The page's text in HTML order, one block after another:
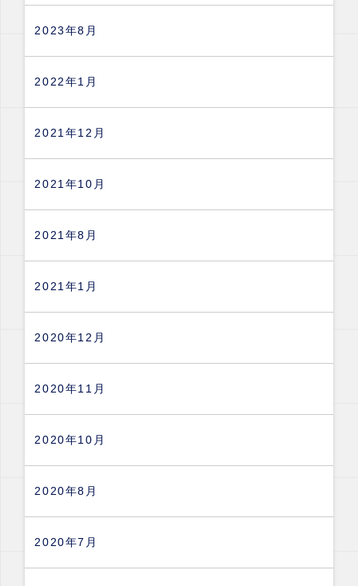
2023年8月
2022年1月
2021年12月
2021年10月
2021年8月
2021年1月
2020年12月
2020年11月
2020年10月
2020年8月
2020年7月